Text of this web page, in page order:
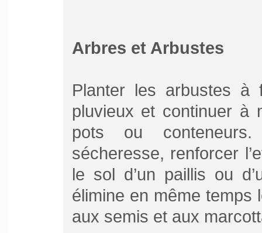
Arbres et Arbustes
Planter les arbustes à
pluvieux et continuer à
pots ou
sécheresse, renforcer
le sol d’un paillis ou
élimine en même temps
aux semis et aux